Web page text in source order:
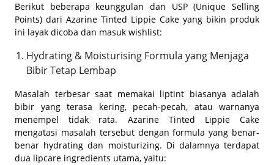
Berikut beberapa keunggulan dan USP (Unique Selling
Points) dari Azarine Tinted Lippie Cake yang bikin produk
ini layak dicoba dan masuk wishlist:
Hydrating & Moisturising Formula yang Menjaga
Bibir Tetap Lembap
Masalah terbesar saat memakai liptint biasanya adalah
bibir yang terasa kering, pecah-pecah, atau warnanya
menempel tidak rata. Azarine Tinted Lippie Cake
mengatasi masalah tersebut dengan formula yang benar-
benar hydrating dan moisturizing. Di dalamnya terdapat
dua lipcare ingredients utama, yaitu: